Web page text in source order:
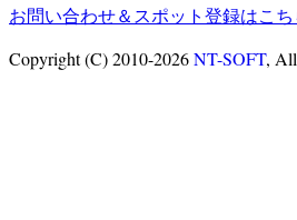
お問い合わせ＆スポット登録はこ
Copyright (C) 2010-2026NT-SOFT, All